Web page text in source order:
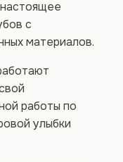
с
материалов.
работы по
улыбки